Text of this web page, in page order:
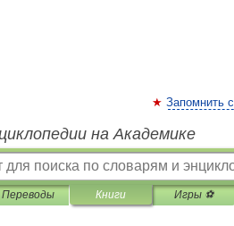
Запомнить
на Академике
Переводы Книги Игры ⚽